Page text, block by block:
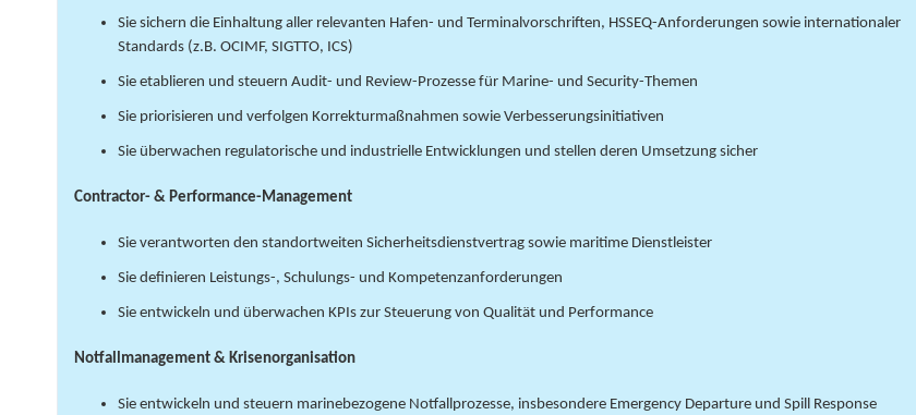
Sie sichern die Einhaltung aller relevanten Hafen- und Terminalvorschriften, HSSEQ-Anforderungen sowie internationaler
Standards (z.B. OCIMF, SIGTTO, ICS)
Sie etablieren und steuern Audit- und Review-Prozesse für Marine- und Security-Themen
Sie priorisieren und verfolgen Korrekturmaßnahmen sowie Verbesserungsinitiativen
Sie überwachen regulatorische und industrielle Entwicklungen und stellen deren Umsetzung sicher
Contractor- & Performance-Management
Sie verantworten den standortweiten Sicherheitsdienstvertrag sowie maritime Dienstleister
Sie definieren Leistungs-, Schulungs- und Kompetenzanforderungen
Sie entwickeln und überwachen KPIs zur Steuerung von Qualität und Performance
Notfallmanagement & Krisenorganisation
Sie entwickeln und steuern marinebezogene Notfallprozesse, insbesondere Emergency Departure und Spill Response